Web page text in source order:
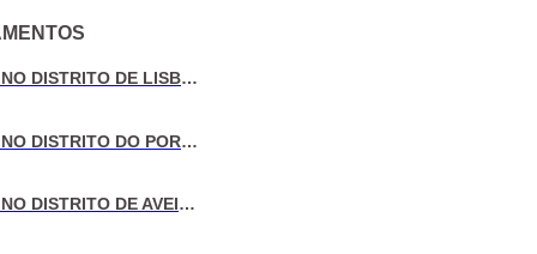
VENDA DE MORADIAS NO DISTRITO DE LISBOA
VENDA DE MORADIAS NO DISTRITO DO PORTO
VENDA DE MORADIAS NO DISTRITO DE AVEIRO